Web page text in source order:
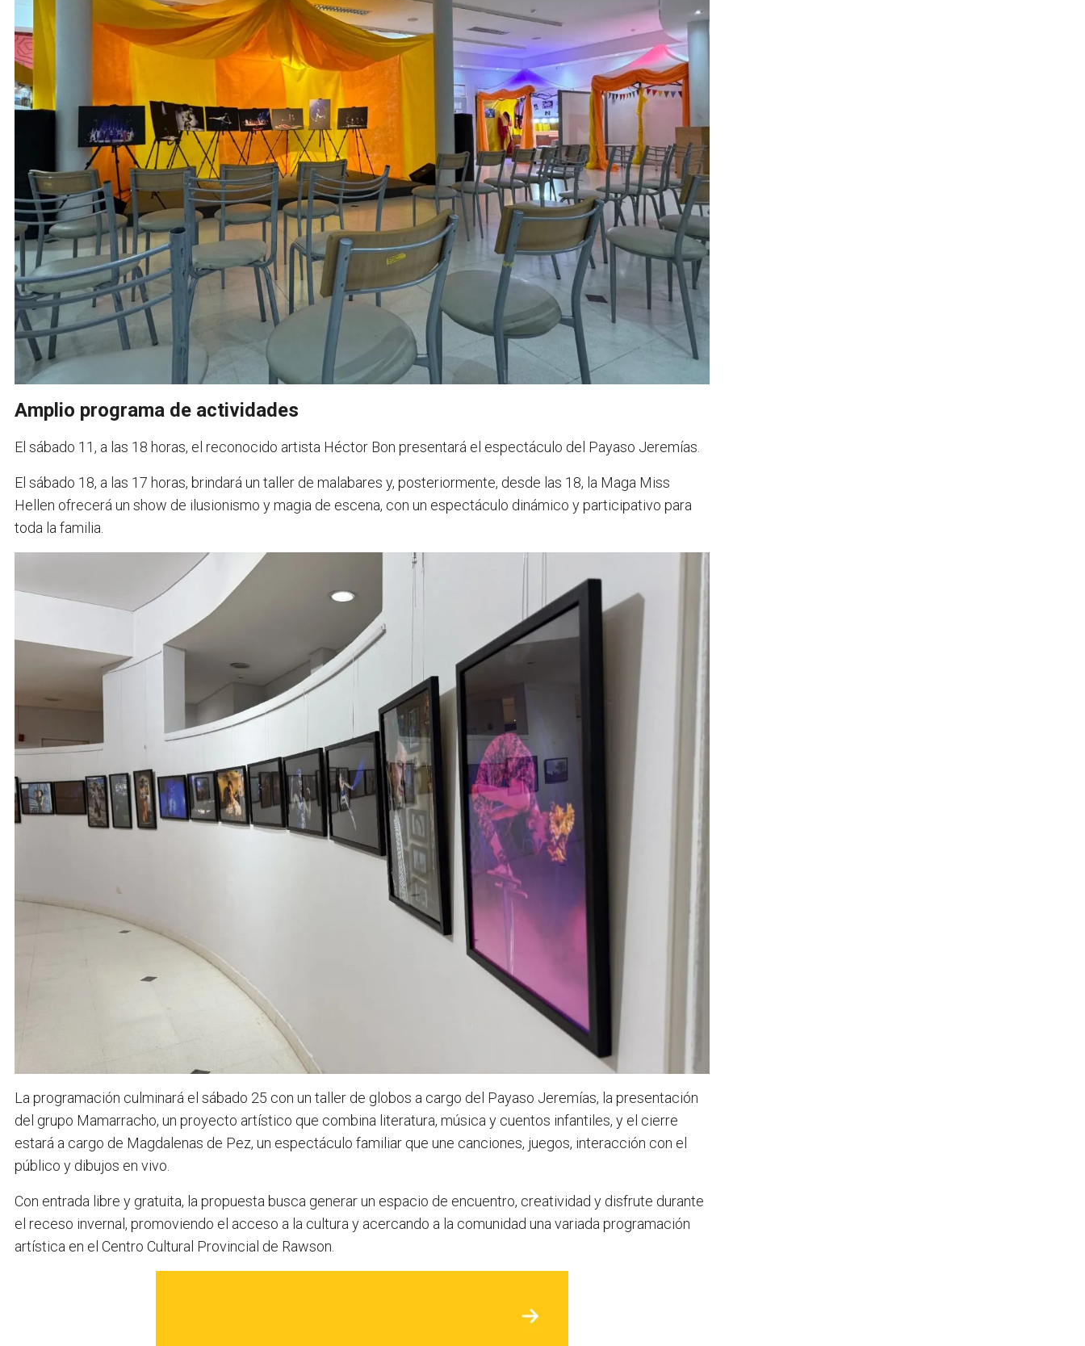
Amplio programa de actividades
El sábado 11, a las 18 horas, el reconocido artista Héctor Bon presentará el espectáculo del Payaso Jeremías.
El sábado 18, a las 17 horas, brindará un taller de malabares y, posteriormente, desde las 18, la Maga Miss
Hellen ofrecerá un show de ilusionismo y magia de escena, con un espectáculo dinámico y participativo para
toda la familia.
La programación culminará el sábado 25 con un taller de globos a cargo del Payaso Jeremías, la presentación
del grupo Mamarracho, un proyecto artístico que combina literatura, música y cuentos infantiles, y el cierre
estará a cargo de Magdalenas de Pez, un espectáculo familiar que une canciones, juegos, interacción con el
público y dibujos en vivo.
Con entrada libre y gratuita, la propuesta busca generar un espacio de encuentro, creatividad y disfrute durante
el receso invernal, promoviendo el acceso a la cultura y acercando a la comunidad una variada programación
artística en el Centro Cultural Provincial de Rawson.